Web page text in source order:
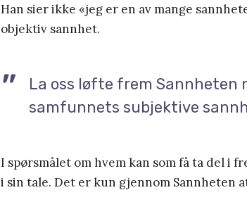
Han sier ikke «jeg er en av mange
objektiv sannhet.
La oss løfte frem Sannheten
samfunnets subjektive
I spørsmålet om hvem kan som få ta del i
i sin tale. Det er kun gjennom Sannheten